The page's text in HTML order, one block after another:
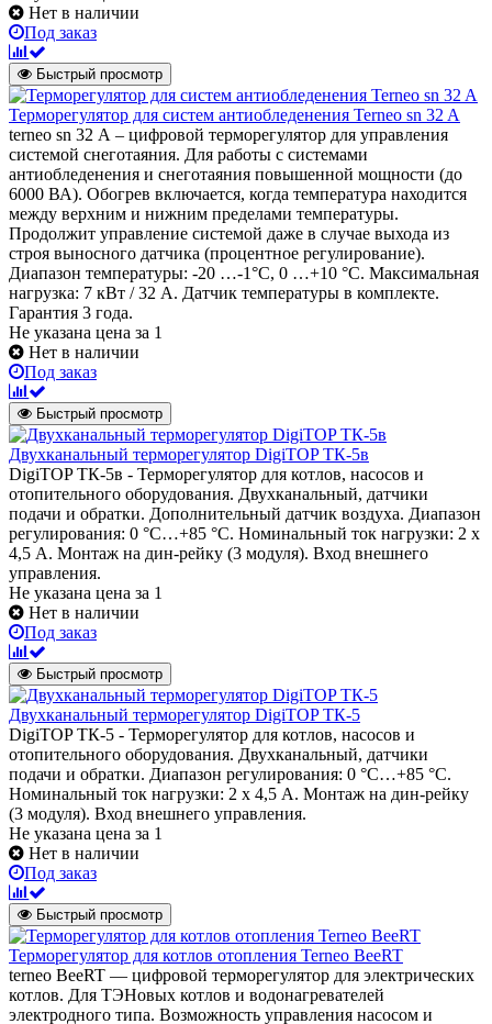
Нет в наличии
Под заказ
Быстрый просмотр
Терморегулятор для систем антиобледенения Terneo sn 32 A
terneo sn 32 А – цифровой терморегулятор для управления
системой снеготаяния. Для работы с системами
антиобледенения и снеготаяния повышенной мощности (до
6000 ВА). Обогрев включается, когда температура находится
между верхним и нижним пределами температуры.
Продолжит управление системой даже в случае выхода из
строя выносного датчика (процентное регулирование).
Диапазон температуры: -20 …-1°С, 0 …+10 °С. Максимальная
нагрузка: 7 кВт / 32 А. Датчик температуры в комплекте.
Гарантия 3 года.
Не указана цена за 1
Нет в наличии
Под заказ
Быстрый просмотр
Двухканальный терморегулятор DigiTOP ТК-5в
DigiTOP ТК-5в - Терморегулятор для котлов, насосов и
отопительного оборудования. Двухканальный, датчики
подачи и обратки. Дополнительный датчик воздуха. Диапазон
регулирования: 0 °C…+85 °C. Номинальный ток нагрузки: 2 х
4,5 А. Монтаж на дин-рейку (3 модуля). Вход внешнего
управления.
Не указана цена за 1
Нет в наличии
Под заказ
Быстрый просмотр
Двухканальный терморегулятор DigiTOP ТК-5
DigiTOP ТК-5 - Терморегулятор для котлов, насосов и
отопительного оборудования. Двухканальный, датчики
подачи и обратки. Диапазон регулирования: 0 °C…+85 °C.
Номинальный ток нагрузки: 2 х 4,5 А. Монтаж на дин-рейку
(3 модуля). Вход внешнего управления.
Не указана цена за 1
Нет в наличии
Под заказ
Быстрый просмотр
Терморегулятор для котлов отопления Terneo BeeRT
terneo BeeRT — цифровой терморегулятор для электрических
котлов. Для ТЭНовых котлов и водонагревателей
электродного типа. Возможность управления насосом и